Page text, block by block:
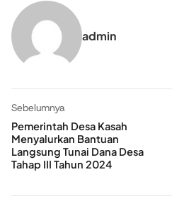
admin
Sebelumnya
Pemerintah Desa Kasah
Menyalurkan Bantuan
Langsung Tunai Dana Desa
Tahap III Tahun 2024